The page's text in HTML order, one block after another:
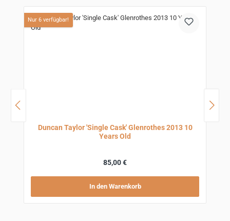
Nur 6 verfügbar!
Duncan Taylor 'Single Cask' Glenrothes 2013 10
Years Old
Regulärer Preis:
85,00 €
In den Warenkorb